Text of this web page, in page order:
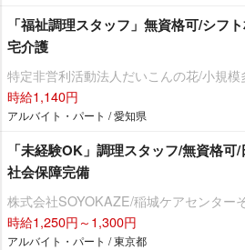
「福祉調理スタッフ」無資格可/シフ
宅介護
特定非営利活動法人だいこんの花/小規
時給1,140円
アルバイト・パート / 愛知県
「未経験OK」調理スタッフ/無資格
社会保障完備
株式会社SOYOKAZE/稲城ケアセンター
時給1,250円～1,300円
アルバイト・パート / 東京都